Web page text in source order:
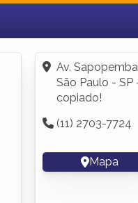
Fazer login
Criar conta
Av.
São Paulo -
copiado!
(11) 2703-7724
Mapa